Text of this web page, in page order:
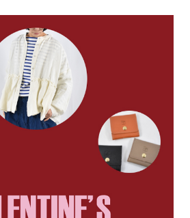
s
式
通
販
ク
ト
シ
ョ
ッ
プ